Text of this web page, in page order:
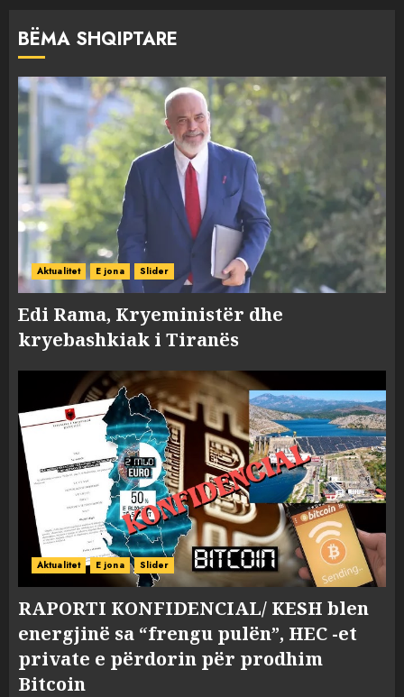
BËMA SHQIPTARE
Aktualitet E jona Slider
Edi Rama, Kryeministër dhe
kryebashkiak i Tiranës
Aktualitet E jona Slider
RAPORTI KONFIDENCIAL/ KESH blen
energjinë sa “frengu pulën”, HEC -et
private e përdorin për prodhim
Bitcoin